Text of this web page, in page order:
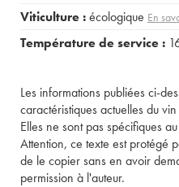
Viticulture :écologique En
Température de service :
Les informations publiées ci-
caractéristiques actuelles du
Elles ne sont pas spécifiques
Attention, ce texte est protégé
de le copier sans en avoir
permission à l'auteur.